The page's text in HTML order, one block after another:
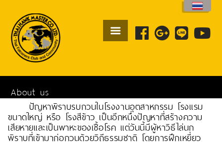
About us
ปัญหาพิราบรบกวนในโรงงานอุตสาหกรรม โรงแรม
ขนาดใหญ่ หรือ โรงสีข้าว เป็นอีกหนึ่งปัญหาที่สร้างความ
เสียหายและเป็นพาหะของเชื้อโรค แต่วันนี้มีผู้หาวิธีไล่นก
พิราบที่เข้ามาก่อกวนด้วยวิถีธรรมชาติ โดยการฝึกเหยี่ยว